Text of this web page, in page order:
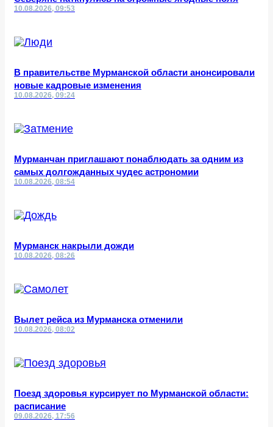
10.08.2026, 09:53
В правительстве Мурманской области анонсировали
новые кадровые изменения
10.08.2026, 09:24
Мурманчан приглашают понаблюдать за одним из
самых долгожданных чудес астрономии
10.08.2026, 08:54
Мурманск накрыли дожди
10.08.2026, 08:26
Вылет рейса из Мурманска отменили
10.08.2026, 08:02
Поезд здоровья курсирует по Мурманской области:
расписание
09.08.2026, 17:56